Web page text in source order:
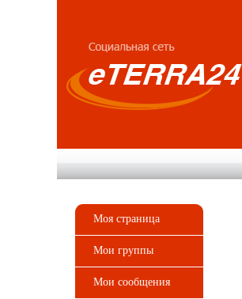
Моя страница
Мои группы
Мои сообщения